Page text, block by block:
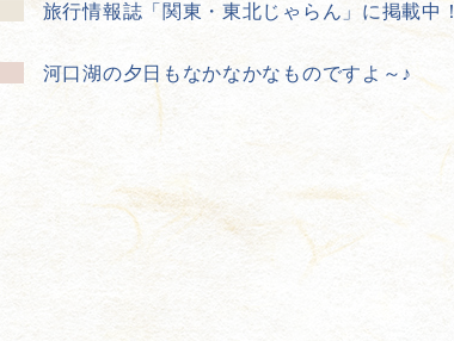
旅行情報誌「関東・東北じゃらん」に掲載中！
河口湖の夕日もなかなかなものですよ～♪